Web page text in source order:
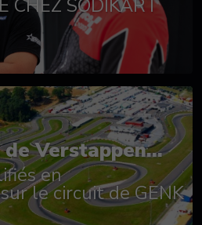
CHEZ SODIKART
Verstappen...
en
le circuit de GENK